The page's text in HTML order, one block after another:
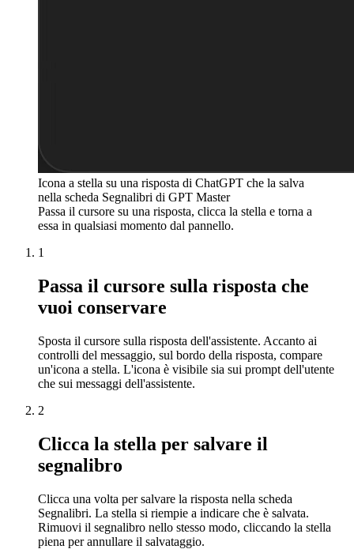
Icona a stella su una risposta di ChatGPT che la salva
nella scheda Segnalibri di GPT Master
Passa il cursore su una risposta, clicca la stella e torna a
essa in qualsiasi momento dal pannello.
1
Passa il cursore sulla risposta che
vuoi conservare
Sposta il cursore sulla risposta dell'assistente. Accanto ai
controlli del messaggio, sul bordo della risposta, compare
un'icona a stella. L'icona è visibile sia sui prompt dell'utente
che sui messaggi dell'assistente.
2
Clicca la stella per salvare il
segnalibro
Clicca una volta per salvare la risposta nella scheda
Segnalibri. La stella si riempie a indicare che è salvata.
Rimuovi il segnalibro nello stesso modo, cliccando la stella
piena per annullare il salvataggio.